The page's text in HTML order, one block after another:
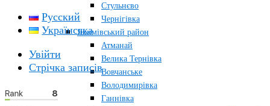
Стульнєво
Чернігівка
Якимівський район
Атманай
Велика Тернівка
Вовчанське
Володимирівка
Ганнівка
Русский
Українська
Увійти
Стрічка записів